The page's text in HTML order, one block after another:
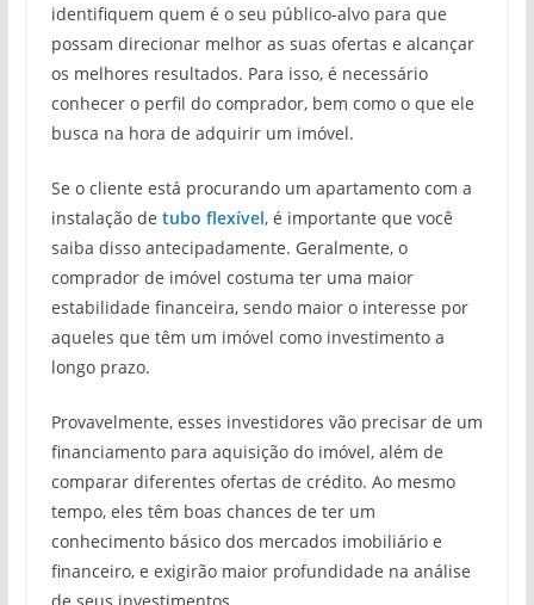
identifiquem quem é o seu público-alvo para que
possam direcionar melhor as suas ofertas e alcançar
os melhores resultados. Para isso, é necessário
conhecer o perfil do comprador, bem como o que ele
busca na hora de adquirir um imóvel.
Se o cliente está procurando um apartamento com a
instalação de tubo flexível, é importante que você
saiba disso antecipadamente. Geralmente, o
comprador de imóvel costuma ter uma maior
estabilidade financeira, sendo maior o interesse por
aqueles que têm um imóvel como investimento a
longo prazo.
Provavelmente, esses investidores vão precisar de um
financiamento para aquisição do imóvel, além de
comparar diferentes ofertas de crédito. Ao mesmo
tempo, eles têm boas chances de ter um
conhecimento básico dos mercados imobiliário e
financeiro, e exigirão maior profundidade na análise